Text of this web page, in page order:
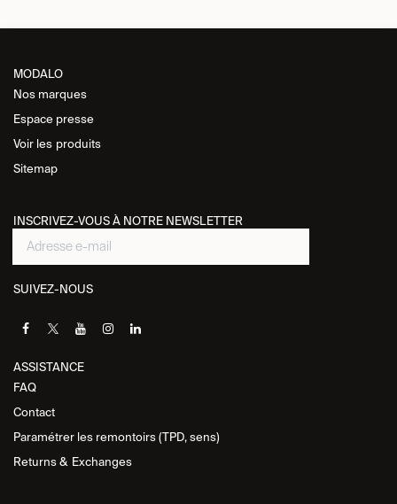
MODALO
Nos marques
Espace presse
Voir les produits
Sitemap
INSCRIVEZ-VOUS À NOTRE NEWSLETTER
SUIVEZ-NOUS
ASSISTANCE​
FAQ
Contact
Paramétrer les remontoirs (TPD, sens)
Returns & Exchanges